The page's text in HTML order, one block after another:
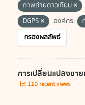
ภาพถ่ายดาวเทียม
DGPS
องค์กร:
กรองผลลัพธ์
การเปลี่ยนแปลงชาย
110 recent views